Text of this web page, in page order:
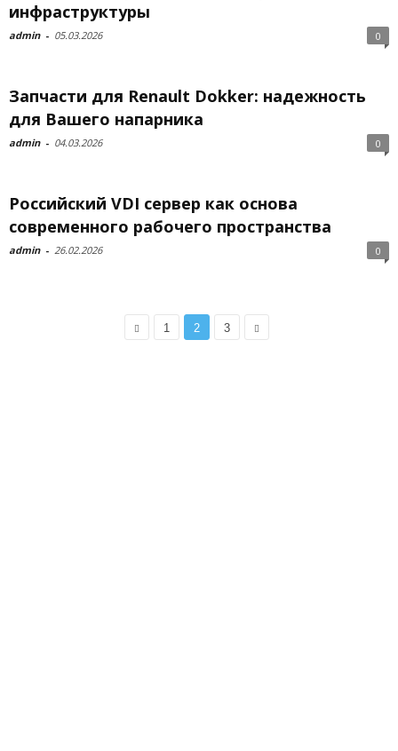
инфраструктуры
admin - 05.03.2026 0
Запчасти для Renault Dokker: надежность
для Вашего напарника
admin - 04.03.2026 0
Российский VDI сервер как основа
современного рабочего пространства
admin - 26.02.2026 0
1 2 3